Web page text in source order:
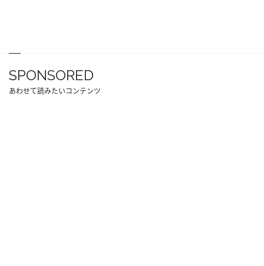
SPONSORED
あわせて読みたいコンテンツ